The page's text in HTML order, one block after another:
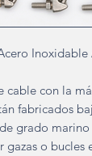
Inoxidable
cable con la
fabricados
grado marino
o bucles